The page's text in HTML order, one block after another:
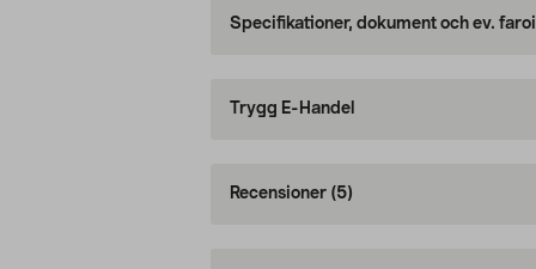
Specifikationer, dokument och ev.
Trygg E-Handel
Recensioner (5)